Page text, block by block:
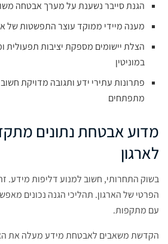
הגנת סייבר נשענת על מערך אבטחה
מענה מיידי ממוקד עוצר התפשטות של
הצלת יישומים מספקת יציבות תפעולית
במוניטין
פתרונות עתירי ידע ותגובה מדויקת
מתפתחים
מדוע אבטחת נתונים
לארגון
בשוק התחרותי, חשוב למנוע דליפות מידע.
הפרטי של הארגון. תהליכי הגנה נכונים
עם מתקפות.
הקדשת משאבים לאבטחת מידע מעלה את